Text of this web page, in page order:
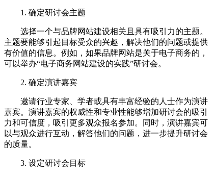
1. 确定研讨会主题
选择一个与品牌网站建设相关且具有吸引力的主题。
主题要能够引起目标受众的兴趣，解决他们的问题或提供
有价值的信息。例如，如果品牌网站是关于电子商务的，
可以举办“电子商务网站建设的实践”研讨会。
2. 确定演讲嘉宾
邀请行业专家、学者或具有丰富经验的人士作为演讲
嘉宾。演讲嘉宾的权威性和专业性能够增加研讨会的吸引
力和可信度，吸引更多观众报名参加。同时，演讲嘉宾可
以与观众进行互动，解答他们的问题，进一步提升研讨会
的质量。
3. 设定研讨会目标